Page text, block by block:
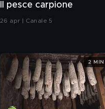
Il pesce carpione
26 apr | Canale 5
2 MIN